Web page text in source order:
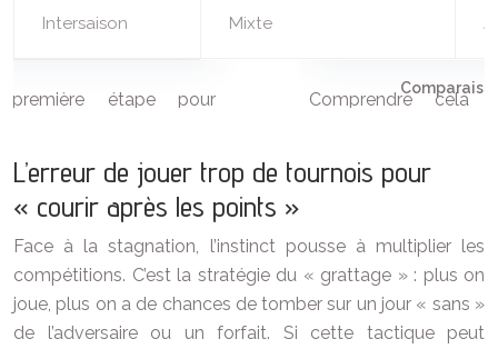
Intersaison Mixte
L’erreur de jouer trop de tournois pour
« courir après les points »
Face à la stagnation, l’instinct pousse à multiplier les
compétitions. C’est la stratégie du « grattage » : plus on
joue, plus on a de chances de tomber sur un jour « sans »
de l’adversaire ou un forfait. Si cette tactique peut